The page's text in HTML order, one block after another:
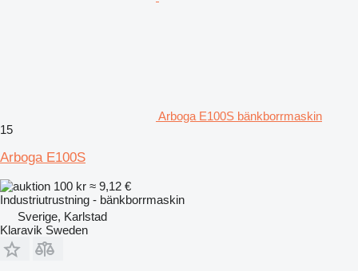
Arboga E100S bänkborrmaskin
15
Arboga E100S
100 kr ≈ 9,12 €
Industriutrustning - bänkborrmaskin
Sverige, Karlstad
Klaravik Sweden